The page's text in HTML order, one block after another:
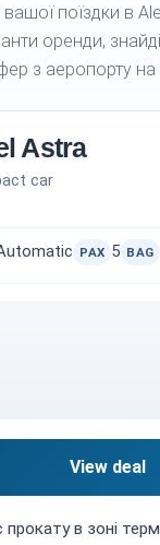
поїздки в
оренди,
з аеропорту
Astra
car
PAX 5 BAG
View deal
прокату в зоні